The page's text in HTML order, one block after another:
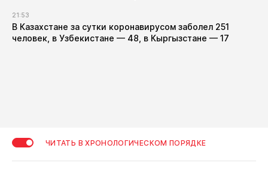
21:53
В Казахстане за сутки коронавирусом заболел 251
человек, в Узбекистане — 48, в Кыргызстане — 17
ЧИТАТЬ В ХРОНОЛОГИЧЕСКОМ ПОРЯДКЕ